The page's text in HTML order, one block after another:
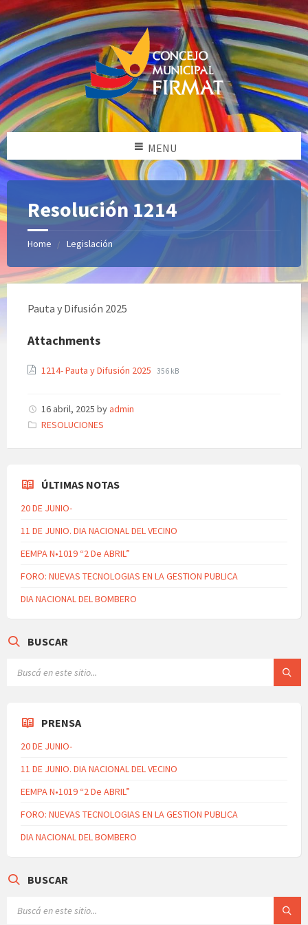
MENU
Resolución 1214
Home Legislación
Pauta y Difusión 2025
Attachments
1214- Pauta y Difusión 2025 356 kB
16 abril, 2025 byadmin
Categories:
RESOLUCIONES
ÚLTIMAS NOTAS
20 DE JUNIO-
11 DE JUNIO. DIA NACIONAL DEL VECINO
EEMPA N•1019 “2 De ABRIL”
FORO: NUEVAS TECNOLOGIAS EN LA GESTION PUBLICA
DIA NACIONAL DEL BOMBERO
BUSCAR
PRENSA
20 DE JUNIO-
11 DE JUNIO. DIA NACIONAL DEL VECINO
EEMPA N•1019 “2 De ABRIL”
FORO: NUEVAS TECNOLOGIAS EN LA GESTION PUBLICA
DIA NACIONAL DEL BOMBERO
BUSCAR